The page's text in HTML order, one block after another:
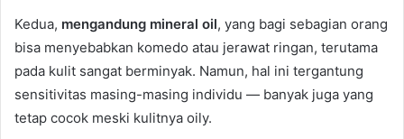
Kedua, mengandung mineral oil, yang bagi sebagian orang
bisa menyebabkan komedo atau jerawat ringan, terutama
pada kulit sangat berminyak. Namun, hal ini tergantung
sensitivitas masing-masing individu — banyak juga yang
tetap cocok meski kulitnya oily.